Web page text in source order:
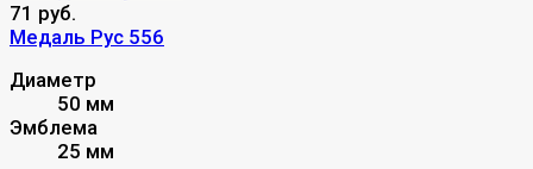
71 руб.
Медаль Рус 556
Диаметр
50 мм
Эмблема
25 мм